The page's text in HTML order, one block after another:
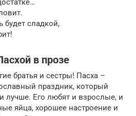
будет сладкой,
в прозе
братья и сестры! Пасха –
праздник, который
лучше. Его любят и взрослые, и
яйца, хорошее настроение и